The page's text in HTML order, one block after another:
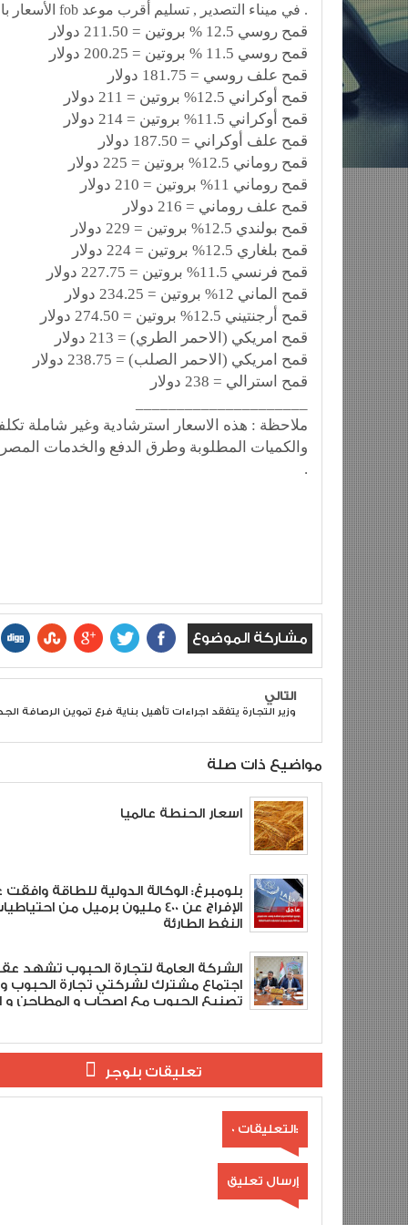
الأسعار بالدولار للطن الواحد فوب fob في ميناء التصدير , تسليم أقرب موعد .
‏‎قمح روسي 12.5 % بروتين = 211.50 دولار
‏‎قمح روسي 11.5 % بروتين = 200.25 دولار
‏‎قمح علف روسي = 181.75 دولار
‏‎قمح أوكراني 12.5% بروتين = 211 دولار
‏‎قمح أوكراني 11.5% بروتين = 214 دولار
‏‎قمح علف أوكراني = 187.50 دولار
‏‎قمح روماني 12.5% بروتين = 225 دولار
‏‎قمح روماني 11% بروتين = 210 دولار
‏‎قمح علف روماني = 216 دولار
‏‎قمح بولندي 12.5% بروتين = 229 دولار
‏‎قمح بلغاري 12.5% بروتين = 224 دولار
‏‎قمح فرنسي 11.5% بروتين = 227.75 دولار
‏‎قمح الماني 12% بروتين = 234.25 دولار
‏‎قمح أرجنتيني 12.5% بروتين = 274.50 دولار
‏‎قمح امريكي (الاحمر الطري) = 213 دولار
‏‎قمح امريكي (الاحمر الصلب) = 238.75 دولار
‏‎قمح استرالي = 238 دولار
والكميات المطلوبة وطرق الدفع والخدمات
.
مشاركة الموضوع
التالي
وزير التجارة يتفقد اجراءات تأهيل بناية فرع تموين الرصافة
مواضيع ذات صلة
اسعار الحنطة عالميا
بلومبرغ: الوكالة الدولية للطاقة
الإفراج عن 400 مليون برميل من
النفط الطارئة
الشركة العامة لتجارة الحبوب تشهد
اجتماع مشترك لشركتي تجارة الحبوب و
تصنيع الحبوب مع اصحاب و المطاحن و
تعليقات بلوجر
0 التعليقات:
إرسال تعليق